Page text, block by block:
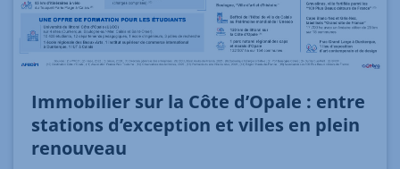
Immobilier sur la Côte d’Opale : entre
stations d’exception et villes en plein
renouveau